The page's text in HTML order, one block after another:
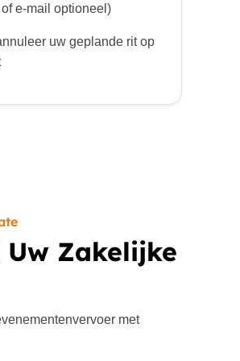
e-mail optioneel)
uw geplande rit op
Zakelijke
met